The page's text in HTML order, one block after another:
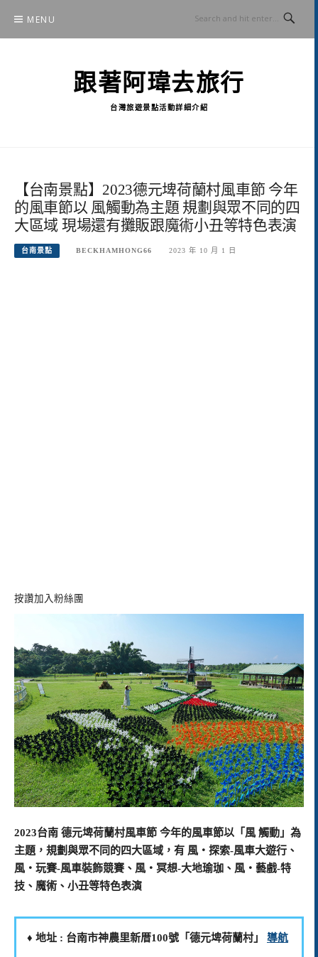
content
MENU
跟著阿瑋去旅行
台灣旅遊景點活動詳細介紹
【台南景點】2023德元埤荷蘭村風車節 今年
的風車節以 風觸動為主題 規劃與眾不同的四
大區域 現場還有攤販跟魔術小丑等特色表演
台南景點 BECKHAMHONG66 2023 年 10 月 1 日
按讚加入粉絲團
2023台南 德元埤荷蘭村風車節 今年的風車節以「風 觸動」為
主題，規劃與眾不同的四大區域，有 風‧探索-風車大遊行、
風‧玩賽-風車裝飾競賽、風‧冥想-大地瑜珈、風‧藝戲-特
技、魔術、小丑等特色表演
♦️ 地址 : 台南市神農里新厝100號「德元埤荷蘭村」 導航